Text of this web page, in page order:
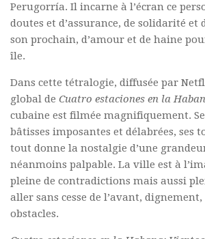
Perugorría. Il incarne à l’écran ce
doutes et d’assurance, de solidarité
son prochain, d’amour et de haine
île.
Dans cette tétralogie, diffusée par
global de Cuatro estaciones en la
cubaine est filmée magnifiquement.
bâtisses imposantes et délabrées, ses
tout donne la nostalgie d’une
néanmoins palpable. La ville est à
pleine de contradictions mais aussi
aller sans cesse de l’avant,
obstacles.